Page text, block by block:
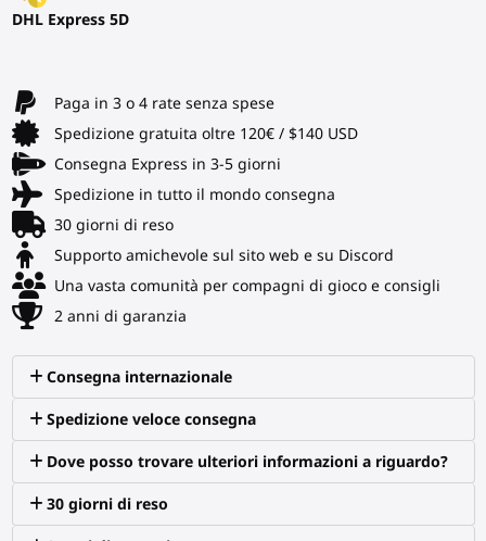
DHL Express 5D
Paga in 3 o 4 rate senza spese
Spedizione gratuita oltre 120€ / $140 USD
Consegna Express in 3-5 giorni
Spedizione in tutto il mondo consegna
30 giorni di reso
Supporto amichevole sul sito web e su Discord
Una vasta comunità per compagni di gioco e consigli
2 anni di garanzia
Consegna internazionale
Spedizione veloce consegna
Dove posso trovare ulteriori informazioni a riguardo?
30 giorni di reso